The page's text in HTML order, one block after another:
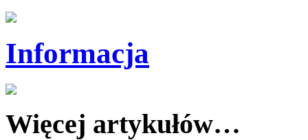
Informacja
Więcej artykułów…